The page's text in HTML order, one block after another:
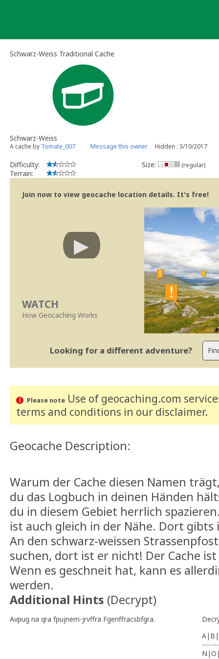
Schwarz-Weiss Traditional Cache
Schwarz-Weiss
A cache by Tomate_007 Message this owner Hidden : 3/10/2017
Difficulty:
Terrain:
Size: (regular)
Join now to view geocache location details. It's free!
WATCH
How Geocaching Works
Looking for a different adventure?
Please noteUse of geocaching.com
terms and conditions in our disclaimer.
Geocache Description:
Warum der Cache diesen Namen
du das Logbuch in deinen Händen
du in diesem Gebiet herrlich
ist auch gleich in der Nähe. Dort gibts
An den schwarz-weissen
suchen, dort ist er nicht! Der Cache
Wenn es geschneit hat, kann es
werden.
Additional Hints (Decrypt)
Avpug na qra fpujnem-jrvffra Fgenffracsbfgra.